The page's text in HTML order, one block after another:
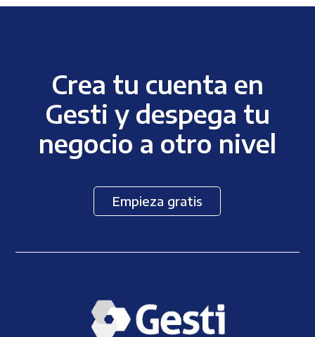
Crea tu cuenta en
Gesti y despega tu
negocio a otro nivel
Empieza gratis